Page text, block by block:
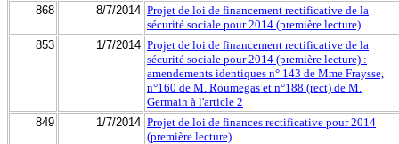
868
8/7/2014 Projet de loi de financement rectificative de la
sécurité sociale pour 2014 (première lecture)
853
1/7/2014 Projet de loi de financement rectificative de la
sécurité sociale pour 2014 (première lecture) :
amendements identiques n° 143 de Mme Fraysse,
n°160 de M. Roumegas et n°188 (rect) de M.
Germain à l'article 2
849
1/7/2014 Projet de loi de finances rectificative pour 2014
(première lecture)